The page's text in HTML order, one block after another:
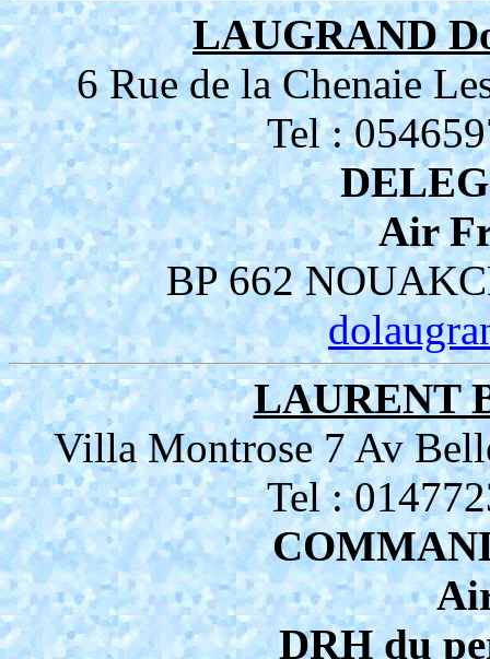
LAUGRAND
6 Rue de la Chenaie
Tel :
Air
BP 662
LAURENT
Villa Montrose 7 Av
Tel :
DRH du